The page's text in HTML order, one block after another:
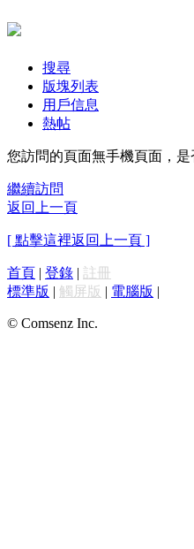
搜尋
版塊列表
用戶信息
熱帖
您訪問的頁面無手機頁面，
繼續訪問
返回上一頁
[ 點擊這裡返回上一頁 ]
首頁 | 登錄 | 註冊
標準版 | 觸屏版 | 電腦版 |
© Comsenz Inc.